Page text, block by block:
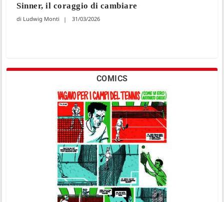
Sinner, il coraggio di cambiare
Ludwig Monti 31/03/2026
COMICS